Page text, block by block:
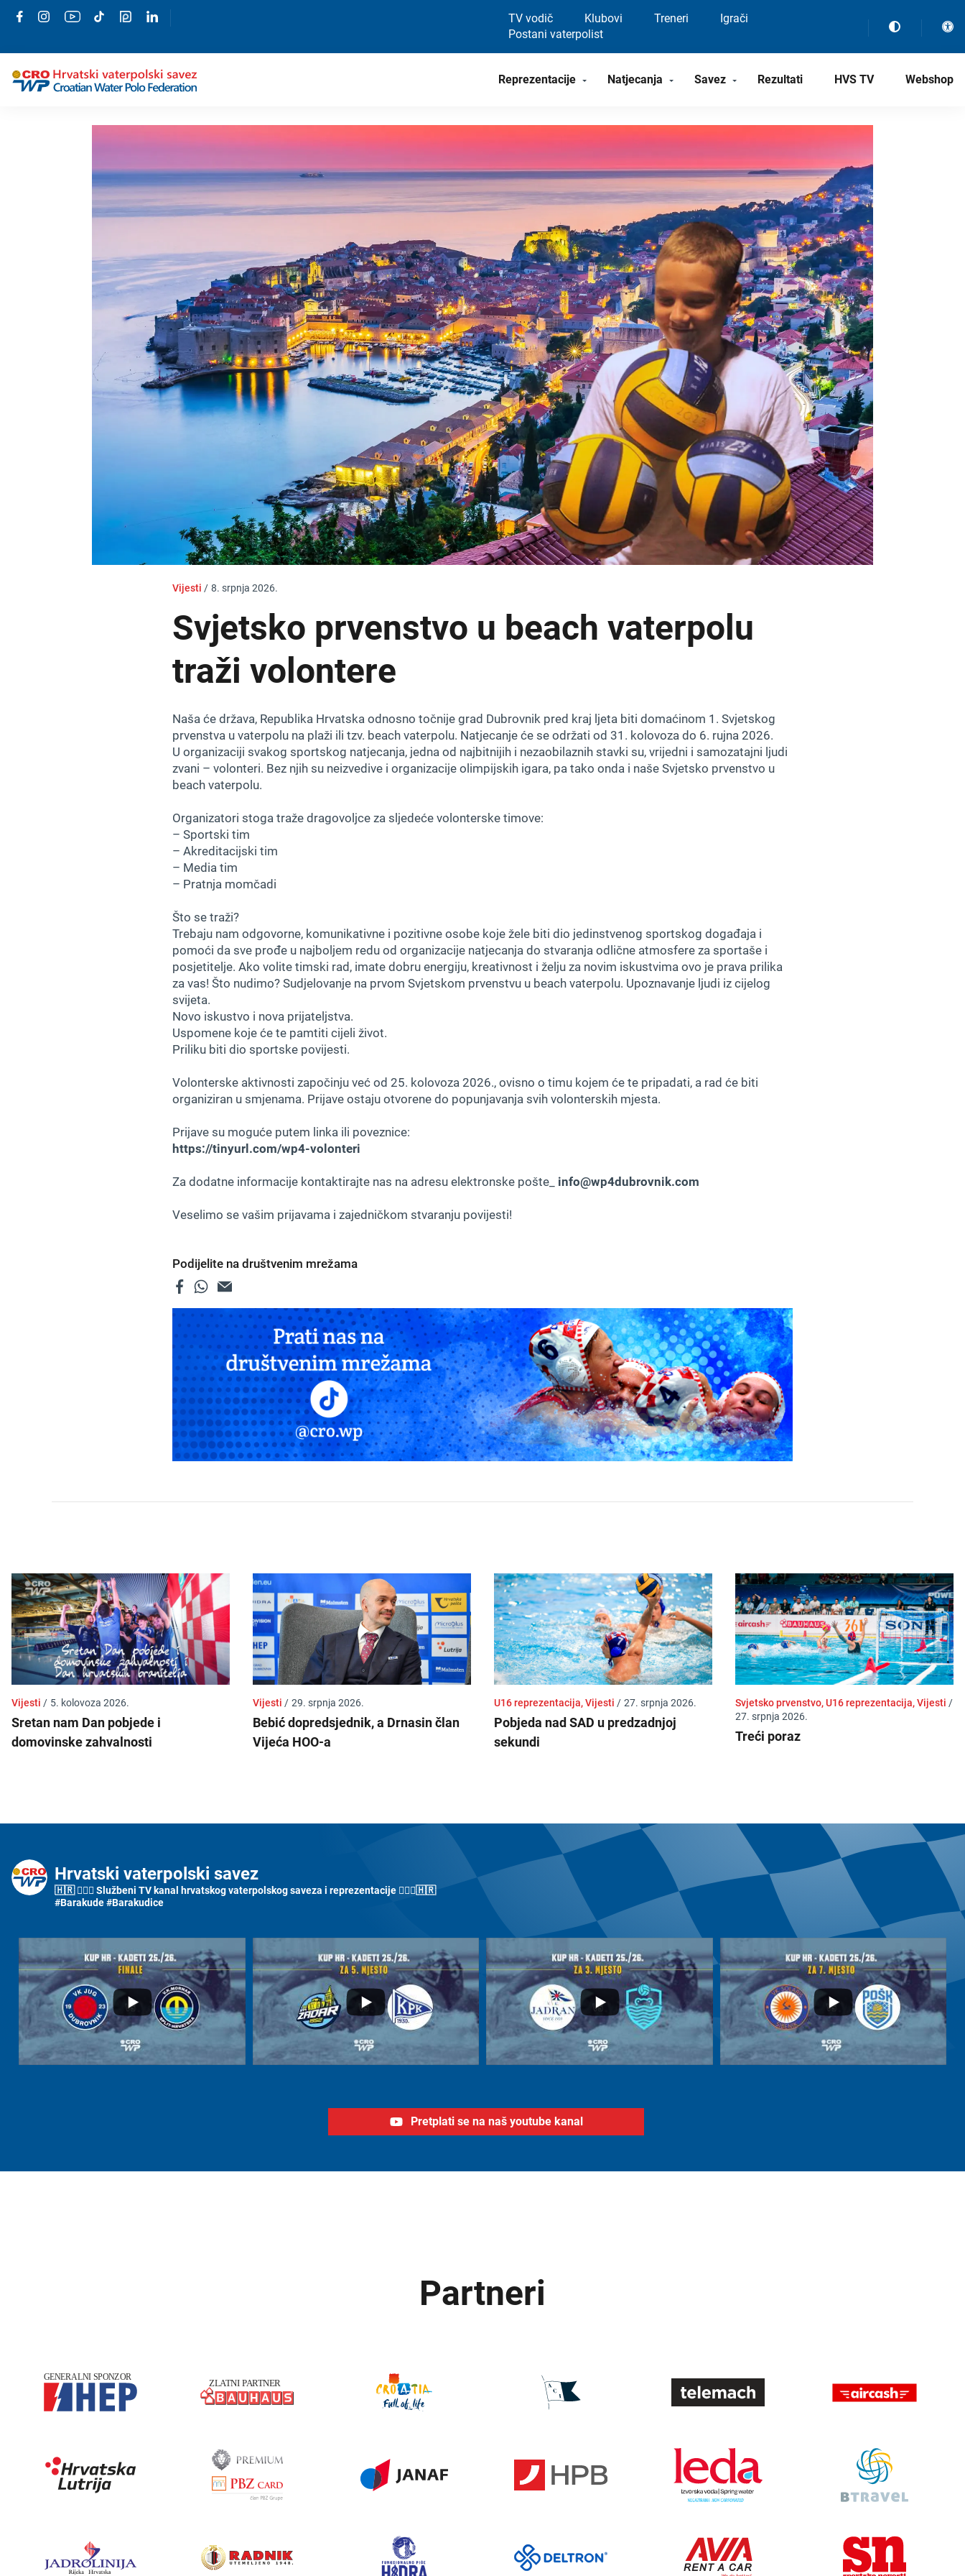
TV vodič Klubovi Treneri
Igrači
Postani vaterpolist
Reprezentacije Natjecanja Savez Rezultati HVS TV Webshop
Vijesti / 8. srpnja 2026.
Svjetsko prvenstvo u beach vaterpolu
traži volontere
Naša će država, Republika Hrvatska odnosno točnije grad Dubrovnik pred kraj ljeta biti domaćinom 1. Svjetskog
prvenstva u vaterpolu na plaži ili tzv. beach vaterpolu. Natjecanje će se održati od 31. kolovoza do 6. rujna 2026.
U organizaciji svakog sportskog natjecanja, jedna od najbitnijih i nezaobilaznih stavki su, vrijedni i samozatajni ljudi
zvani – volonteri. Bez njih su neizvedive i organizacije olimpijskih igara, pa tako onda i naše Svjetsko prvenstvo u
beach vaterpolu.
Organizatori stoga traže dragovoljce za sljedeće volonterske timove:
– Sportski tim
– Akreditacijski tim
– Media tim
– Pratnja momčadi
Što se traži?
Trebaju nam odgovorne, komunikativne i pozitivne osobe koje žele biti dio jedinstvenog sportskog događaja i
pomoći da sve prođe u najboljem redu od organizacije natjecanja do stvaranja odlične atmosfere za sportaše i
posjetitelje. Ako volite timski rad, imate dobru energiju, kreativnost i želju za novim iskustvima ovo je prava prilika
za vas! Što nudimo? Sudjelovanje na prvom Svjetskom prvenstvu u beach vaterpolu. Upoznavanje ljudi iz cijelog
svijeta.
Novo iskustvo i nova prijateljstva.
Uspomene koje će te pamtiti cijeli život.
Priliku biti dio sportske povijesti.
Volonterske aktivnosti započinju već od 25. kolovoza 2026., ovisno o timu kojem će te pripadati, a rad će biti
organiziran u smjenama. Prijave ostaju otvorene do popunjavanja svih volonterskih mjesta.
Prijave su moguće putem linka ili poveznice:
https://tinyurl.com/wp4-volonteri
Za dodatne informacije kontaktirajte nas na adresu elektronske pošte_ info@wp4dubrovnik.com
Veselimo se vašim prijavama i zajedničkom stvaranju povijesti!
Podijelite na društvenim mrežama
Vijesti / 5. kolovoza 2026.
Sretan nam Dan pobjede i
domovinske zahvalnosti
Vijesti / 29. srpnja 2026.
Bebić dopredsjednik, a Drnasin član
Vijeća HOO-a
U16 reprezentacija, Vijesti / 27. srpnja 2026.
Pobjeda nad SAD u predzadnjoj
sekundi
Svjetsko prvenstvo, U16 reprezentacija, Vijesti /
27. srpnja 2026.
Treći poraz
Hrvatski vaterpolski savez
🇭🇷 🤽🏼‍♂️ Službeni TV kanal hrvatskog vaterpolskog saveza i reprezentacije 🤽🏼‍♀️🇭🇷
#Barakude #Barakudice
Pretplati se na naš youtube kanal
Partneri